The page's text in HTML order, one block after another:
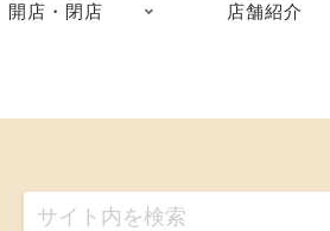
開店・閉店 店舗紹介